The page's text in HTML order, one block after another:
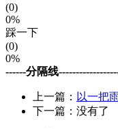
(0)
0%
踩一下
(0)
0%
------分隔线
上一篇： 以一把
下一篇：没有了